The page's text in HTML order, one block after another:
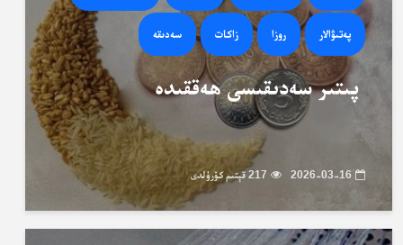
پەتىۋالار روزا زاكات سەدىقە
پىتىر سەدىقىسى ھەققىدە
2026-03-16 217 قېتىم كۆرۈلدى